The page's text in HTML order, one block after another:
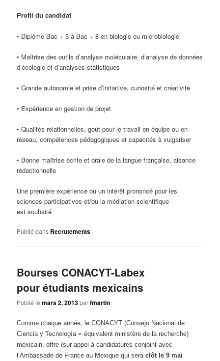
Profil du candidat
• Diplôme Bac + 5 à Bac + 8 en biologie ou microbiologie
• Maîtrise des outils d’analyse moléculaire, d’analyse de données
d’écologie et d’analyses statistiques
• Grande autonomie et prise d’initiative, curiosité et créativité
• Expérience en gestion de projet
• Qualités relationnelles, goût pour le travail en équipe ou en
réseau, compétences pédagogiques et capacités à vulgariser
• Bonne maîtrise écrite et orale de la langue française, aisance
rédactionnelle
Une première expérience ou un intérêt prononcé pour les
sciences participatives et/ou la médiation scientifique
est souhaité
Publié dans Recrutements
Bourses CONACYT-Labex
pour étudiants mexicains
Publié lemars 2, 2013parfmartin
Comme chaque année, le CONACYT (Consejo Nacional de
Ciencia y Tecnología = équivalent ministère de la recherche)
mexicain, offre (sur appel à candidatures conjoint avec
l’Ambassade de France au Mexique qui seraclôt le 9 mai